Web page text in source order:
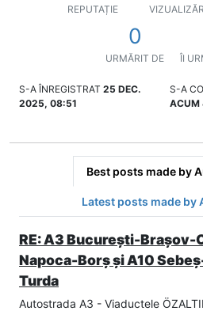
REPUTAȚIE
0
URMĂRIT DE ÎI
S-A ÎNREGISTRAT 25 DEC.
2025, 08:51
S-A
ACUM
Best posts made by
Latest posts made by
RE: A3 București-Brașov-
Napoca-Borș și A10
Turda
Autostrada A3 - Viaductele